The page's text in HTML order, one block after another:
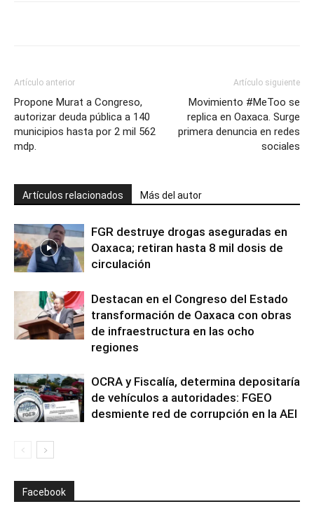
Artículo anterior
Propone Murat a Congreso,
autorizar deuda pública a 140
municipios hasta por 2 mil 562
mdp.
Artículo siguiente
Movimiento #MeToo se
replica en Oaxaca. Surge
primera denuncia en redes
sociales
Artículos relacionados Más del autor
FGR destruye drogas aseguradas en
Oaxaca; retiran hasta 8 mil dosis de
circulación
Destacan en el Congreso del Estado
transformación de Oaxaca con obras
de infraestructura en las ocho
regiones
OCRA y Fiscalía, determina depositaría
de vehículos a autoridades: FGEO
desmiente red de corrupción en la AEI
Facebook